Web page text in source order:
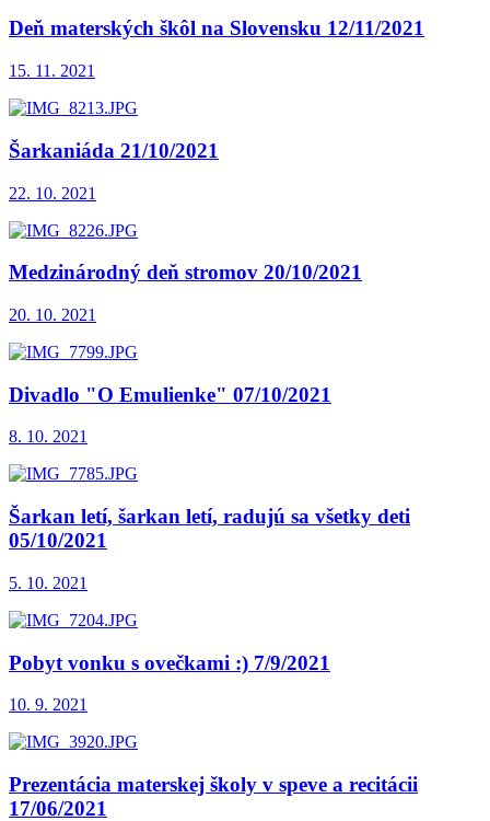
Deň materských škôl na Slovensku 12/11/2021
15. 11. 2021
Šarkaniáda 21/10/2021
22. 10. 2021
Medzinárodný deň stromov 20/10/2021
20. 10. 2021
Divadlo "O Emulienke" 07/10/2021
8. 10. 2021
Šarkan letí, šarkan letí, radujú sa všetky deti
05/10/2021
5. 10. 2021
Pobyt vonku s ovečkami :) 7/9/2021
10. 9. 2021
Prezentácia materskej školy v speve a recitácii
17/06/2021